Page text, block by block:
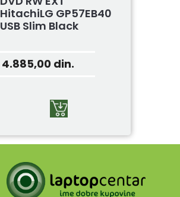
HitachiLG GP57EB40
USB Slim Black
4.885,00 din.